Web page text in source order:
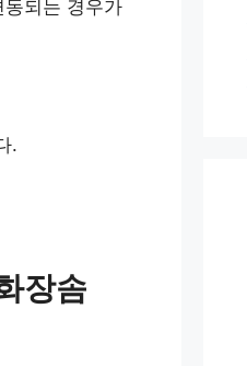
되는 경우가
.
장솜